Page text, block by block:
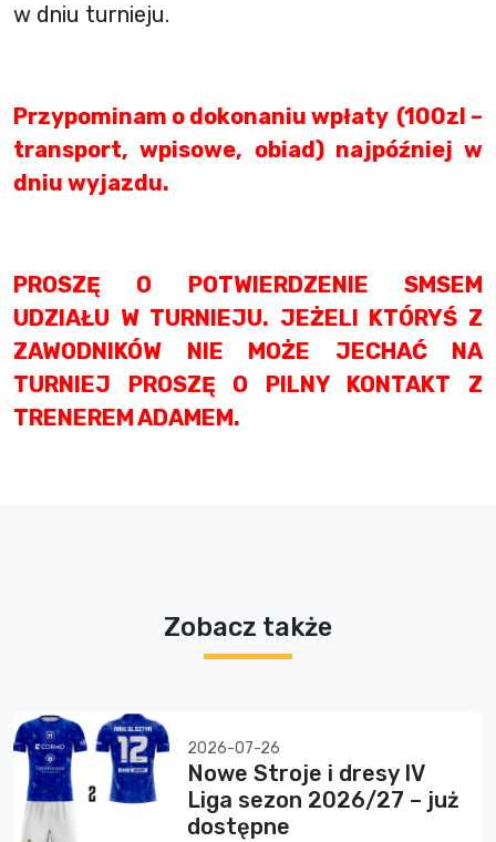
w dniu turnieju.
Przypominam o dokonaniu wpłaty (100zl –
transport, wpisowe, obiad) najpóźniej w
dniu wyjazdu.
PROSZĘ O POTWIERDZENIE SMSEM
UDZIAŁU W TURNIEJU. JEŻELI KTÓRYŚ Z
ZAWODNIKÓW NIE MOŻE JECHAĆ NA
TURNIEJ PROSZĘ O PILNY KONTAKT Z
TRENEREM ADAMEM.
Zobacz także
2026-07-26
Nowe Stroje i dresy IV
Liga sezon 2026/27 – już
dostępne